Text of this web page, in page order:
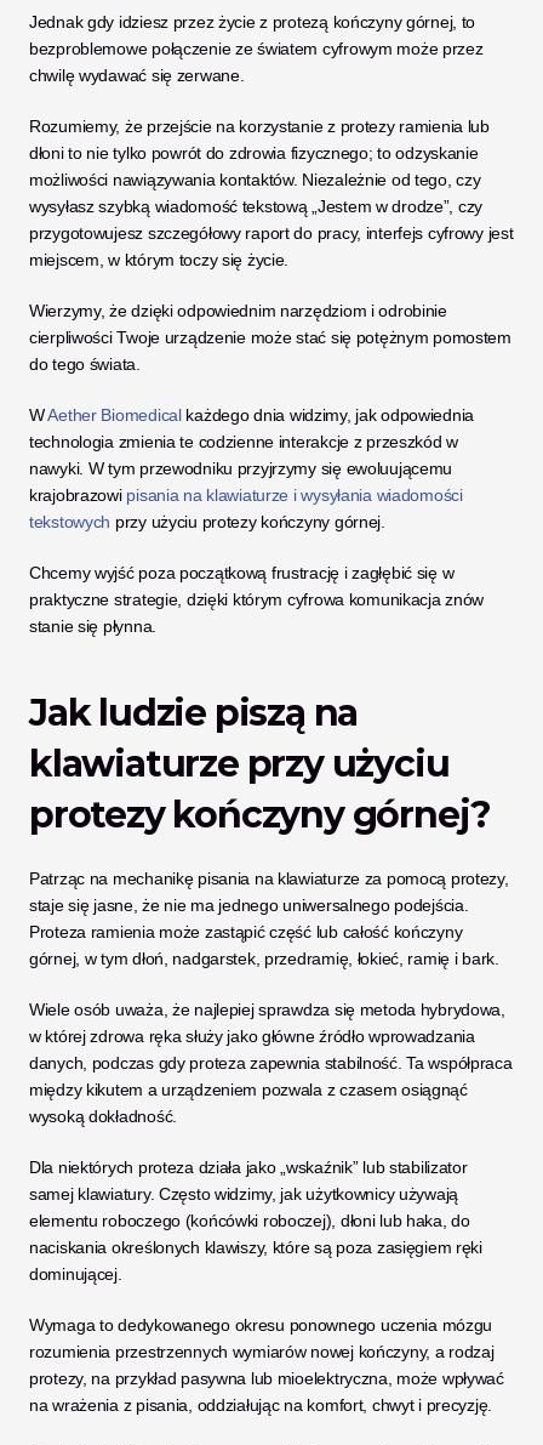
Jednak gdy idziesz przez życie z protezą kończyny górnej, to
bezproblemowe połączenie ze światem cyfrowym może przez
chwilę wydawać się zerwane.
Rozumiemy, że przejście na korzystanie z protezy ramienia lub
dłoni to nie tylko powrót do zdrowia fizycznego; to odzyskanie
możliwości nawiązywania kontaktów. Niezależnie od tego, czy
wysyłasz szybką wiadomość tekstową „Jestem w drodze”, czy
przygotowujesz szczegółowy raport do pracy, interfejs cyfrowy jest
miejscem, w którym toczy się życie.
Wierzymy, że dzięki odpowiednim narzędziom i odrobinie
cierpliwości Twoje urządzenie może stać się potężnym pomostem
do tego świata.
W Aether Biomedical każdego dnia widzimy, jak odpowiednia
technologia zmienia te codzienne interakcje z przeszkód w
nawyki. W tym przewodniku przyjrzymy się ewoluującemu
krajobrazowi pisania na klawiaturze i wysyłania wiadomości
tekstowych przy użyciu protezy kończyny górnej.
Chcemy wyjść poza początkową frustrację i zagłębić się w
praktyczne strategie, dzięki którym cyfrowa komunikacja znów
stanie się płynna.
Jak ludzie piszą na
klawiaturze przy użyciu
protezy kończyny górnej?
Patrząc na mechanikę pisania na klawiaturze za pomocą protezy,
staje się jasne, że nie ma jednego uniwersalnego podejścia.
Proteza ramienia może zastąpić część lub całość kończyny
górnej, w tym dłoń, nadgarstek, przedramię, łokieć, ramię i bark.
Wiele osób uważa, że najlepiej sprawdza się metoda hybrydowa,
w której zdrowa ręka służy jako główne źródło wprowadzania
danych, podczas gdy proteza zapewnia stabilność. Ta współpraca
między kikutem a urządzeniem pozwala z czasem osiągnąć
wysoką dokładność.
Dla niektórych proteza działa jako „wskaźnik” lub stabilizator
samej klawiatury. Często widzimy, jak użytkownicy używają
elementu roboczego (końcówki roboczej), dłoni lub haka, do
naciskania określonych klawiszy, które są poza zasięgiem ręki
dominującej.
Wymaga to dedykowanego okresu ponownego uczenia mózgu
rozumienia przestrzennych wymiarów nowej kończyny, a rodzaj
protezy, na przykład pasywna lub mioelektryczna, może wpływać
na wrażenia z pisania, oddziałując na komfort, chwyt i precyzję.